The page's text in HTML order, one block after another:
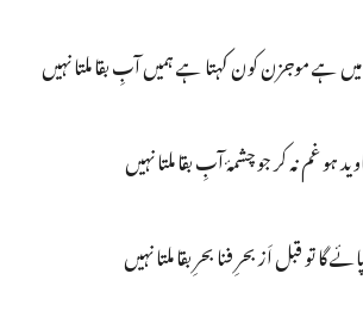
ہے موجزن کون کہتا ہے ہمیں آبِ بقا ملتا نہیں
ہو غم نہ کر جو چشمۂ آبِ بقا ملتا نہیں
گا تو قبل اَز بحرِ فنا بحرِ بقا ملتا نہیں